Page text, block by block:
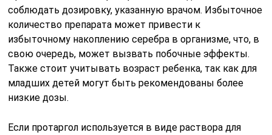
соблюдать дозировку, указанную врачом. Избыточное
количество препарата может привести к
избыточному накоплению серебра в организме, что, в
свою очередь, может вызвать побочные эффекты.
Также стоит учитывать возраст ребенка, так как для
младших детей могут быть рекомендованы более
низкие дозы.
Если протаргол используется в виде раствора для